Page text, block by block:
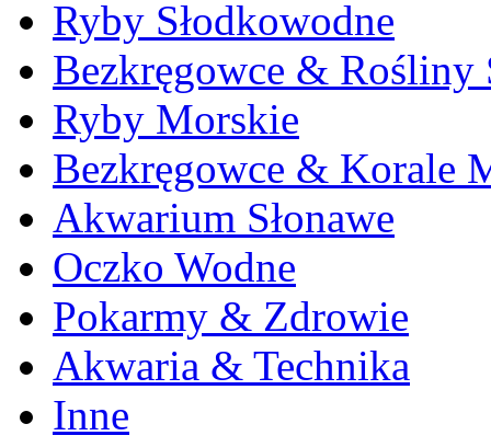
Ryby Słodkowodne
Bezkręgowce & Rośliny
Ryby Morskie
Bezkręgowce & Korale
Akwarium Słonawe
Oczko Wodne
Pokarmy & Zdrowie
Akwaria & Technika
Inne